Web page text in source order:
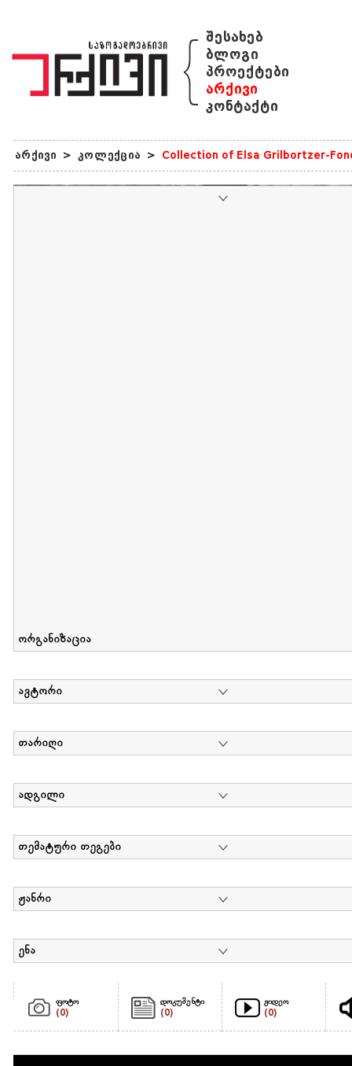
{ შესახებ
ბლოგი
პროექტები
არქივი
კონტაქტი
არქივი > კოლექცია > Collection of Elsa Grilbortzer-
ორგანიზაცია
ავტორი
თარიღი
ადგილი
თემატური თეგები
ჟანრი
ენა
ფოტო
(0)
დოკუმენტი
(0)
ვიდეო
(0)